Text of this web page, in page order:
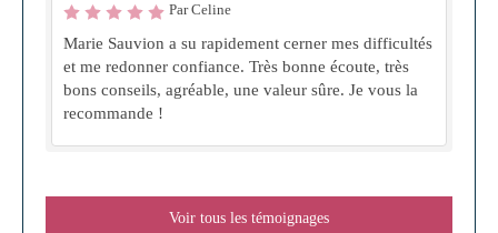
Par Celine
Marie Sauvion a su rapidement cerner mes difficultés
et me redonner confiance. Très bonne écoute, très
bons conseils, agréable, une valeur sûre. Je vous la
recommande !
Voir tous les témoignages